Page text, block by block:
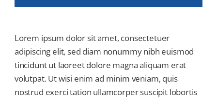
Lorem ipsum dolor sit amet, consectetuer
adipiscing elit, sed diam nonummy nibh euismod
tincidunt ut laoreet dolore magna aliquam erat
volutpat. Ut wisi enim ad minim veniam, quis
nostrud exerci tation ullamcorper suscipit lobortis